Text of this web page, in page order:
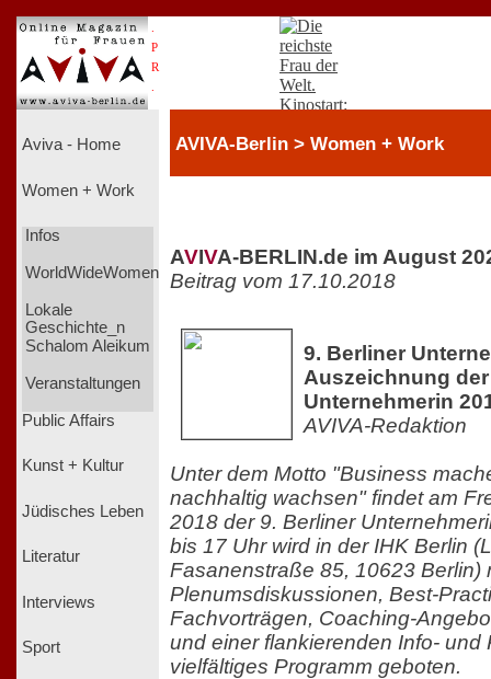
P
R
Aviva - Home
Women + Work
Infos
WorldWideWomen
Lokale
Geschichte_n
Schalom Aleikum
Veranstaltungen
Public Affairs
Kunst + Kultur
Jüdisches Leben
Literatur
Interviews
Sport
AVIVA-Berlin > Women + Work
AVIVA-BERLIN.de im August
Beitrag vom 17.10.2018
9. Berliner
Auszeichnung
Unternehmerin
AVIVA-Redaktion
Unter dem Motto "Business
nachhaltig wachsen" findet am
2018 der 9. Berliner
bis 17 Uhr wird in der IHK Berlin
Fasanenstraße 85, 10623 Berlin)
Plenumsdiskussionen, Best-
Fachvorträgen, Coaching-
und einer flankierenden Info- und
vielfältiges Programm geboten.